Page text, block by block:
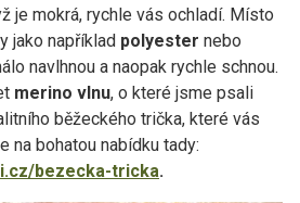
je mokrá, rychle vás ochladí. Místo
jako například polyester nebo
navlhnou a naopak rychle schnou.
merino vlnu, o které jsme psali
běžeckého trička, které vás
na bohatou nabídku tady:
bezecka-tricka.